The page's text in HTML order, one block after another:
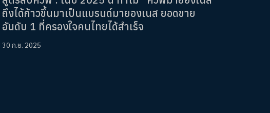
ถึงได้ก้าวขึ้นมาเป็นแบรนด์มายองเนส ยอดขาย
อันดับ 1 ที่ครองใจคนไทยได้สำเร็จ
30 ก.ย. 2025